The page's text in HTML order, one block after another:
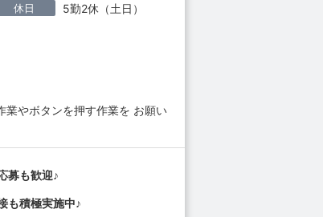
休日 5勤2休（土日）
業やボタンを押す作業を お願い
募も歓迎♪
も積極実施中♪